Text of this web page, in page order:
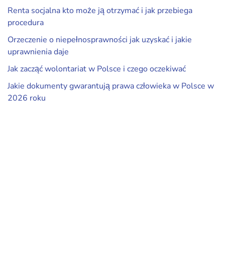
Renta socjalna kto może ją otrzymać i jak przebiega
procedura
Orzeczenie o niepełnosprawności jak uzyskać i jakie
uprawnienia daje
Jak zacząć wolontariat w Polsce i czego oczekiwać
Jakie dokumenty gwarantują prawa człowieka w Polsce w
2026 roku